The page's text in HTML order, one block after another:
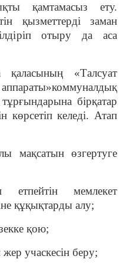
қамтамасыз ету.
қызметтерді заман
отыру да аса
қаласының «Талсуат
»коммуналдық
бірқатар
көрсетіп келеді. Атап
мақсатын өзгертуге
етпейтін мемлекет
құқықтарды алу;
қою;
учаскесін беру;